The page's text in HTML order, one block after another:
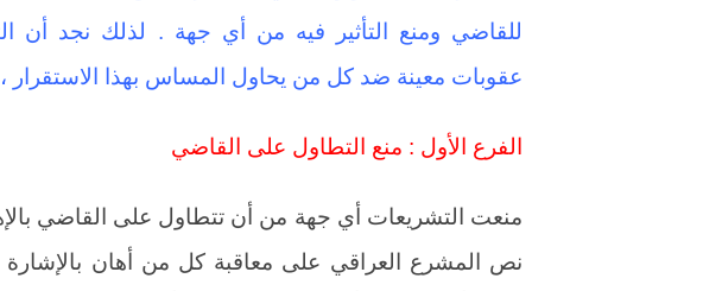
للقاضي ومنع التأثير فيه من أي جهة . لذلك نجد أن
عقوبات معينة ضد كل من يحاول المساس بهذا الاستقرار ،
الفرع الأول : منع التطاول على القاضي
منعت التشريعات أي جهة من أن تتطاول على القاضي
نص المشرع العراقي على معاقبة كل من أهان بالإشارة